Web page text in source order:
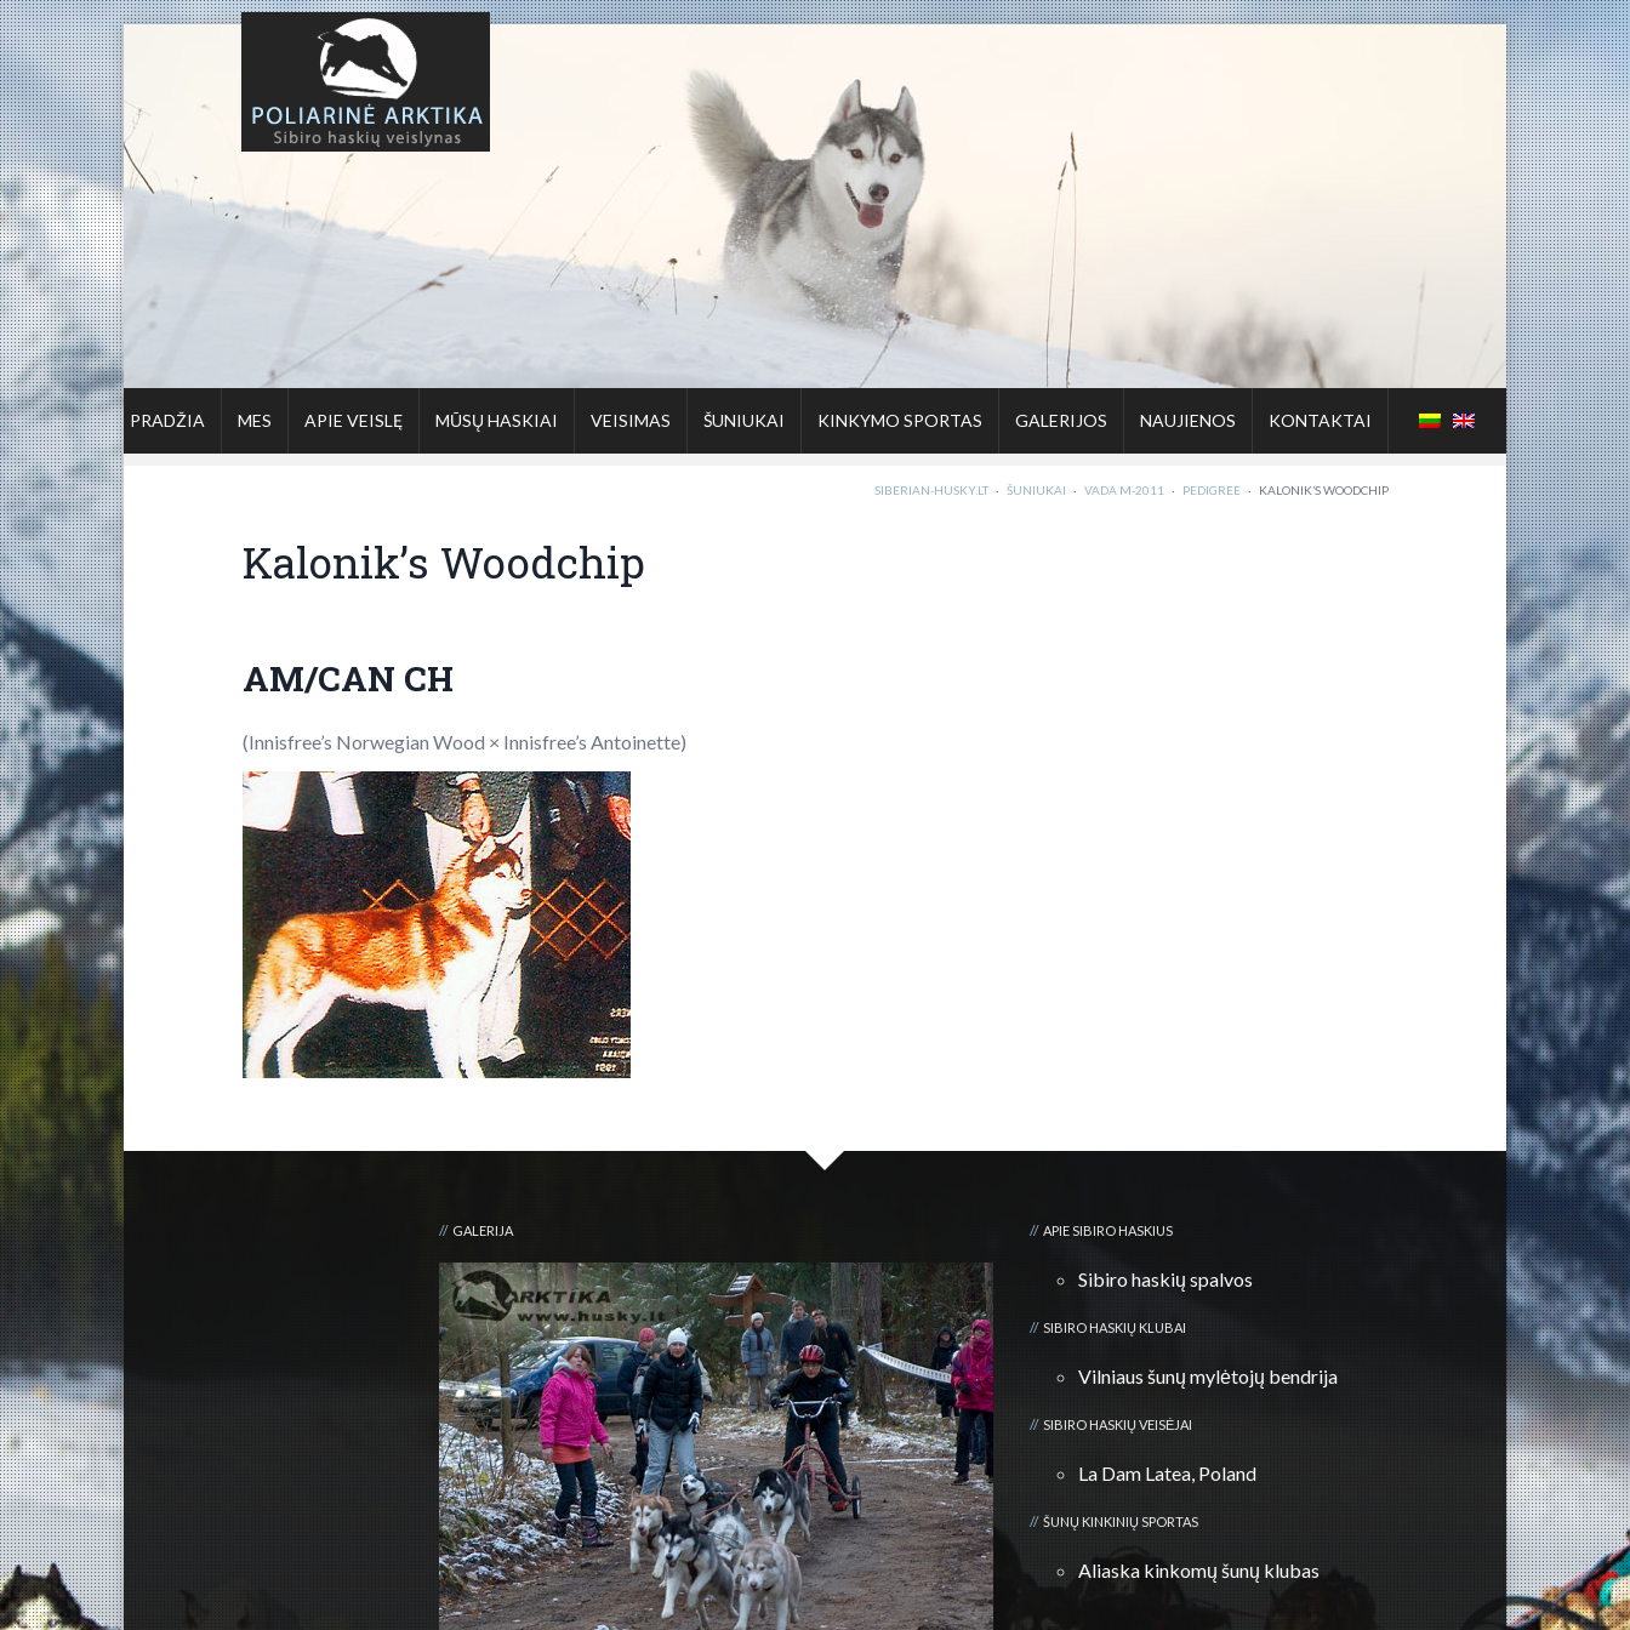
PRADŽIA MES APIE VEISLĘ MŪSŲ HASKIAI VEISIMAS ŠUNIUKAI KINKYMO SPORTAS GALERIJOS NAUJIENOS KONTAKTAI
SIBERIAN-HUSKY.LT · ŠUNIUKAI · VADA M-2011 · PEDIGREE · KALONIK’S WOODCHIP
Kalonik’s Woodchip
AM/CAN CH
(Innisfree’s Norwegian Wood × Innisfree’s Antoinette)
GALERIJA APIE SIBIRO HASKIUS
Sibiro haskių spalvos
SIBIRO HASKIŲ KLUBAI
Vilniaus šunų mylėtojų bendrija
SIBIRO HASKIŲ VEISĖJAI
La Dam Latea, Poland
ŠUNŲ KINKINIŲ SPORTAS
Aliaska kinkomų šunų klubas